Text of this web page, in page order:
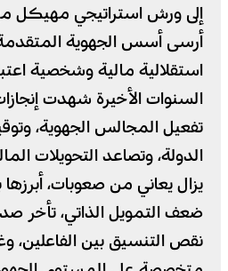
أرسى أسس الجهوية
استقلالية مالية وشخصية
السنوات الأخيرة شهدت
تفعيل المجالس الجهوية،
الدولة، وتصاعد التحويلات
يزال يعاني من صعوبات،
ضعف التمويل الذاتي، تأخر
نقص التنسيق بين الفاعلين،